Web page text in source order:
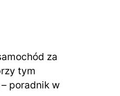
za
tym
poradnik w